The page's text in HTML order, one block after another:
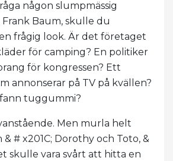
någon slumpmässig
Frank Baum, skulle du
frågig look. Är det företaget
för camping? En politiker
för kongressen? Ett
annonserar på TV på kvällen?
tuggummi?
Men murla helt
# x201C; Dorothy och Toto, &
skulle vara svårt att hitta en